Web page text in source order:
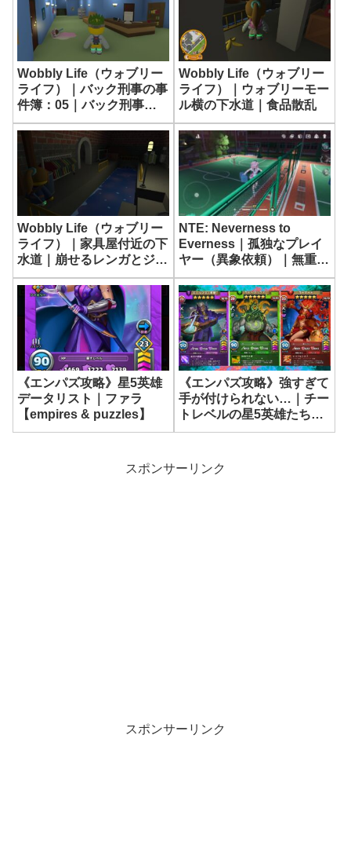
Wobbly Life（ウォブリー
ライフ）｜バック刑事の事
件簿：05｜バック刑事の
帽子
Wobbly Life（ウォブリー
ライフ）｜ウォブリーモー
ル横の下水道｜食品散乱
Wobbly Life（ウォブリー
ライフ）｜家具屋付近の下
水道｜崩せるレンガとジャ
ックハンマー
NTE: Neverness to
Everness｜孤独なプレイ
ヤー（異象依頼）｜無重力
のバスケットボールコート
攻略【ネバエバ】
《エンパズ攻略》星5英雄
データリスト｜ファラ
【empires & puzzles】
《エンパズ攻略》強すぎて
手が付けられない…｜チー
トレベルの星5英雄たち
【empires & puzzles】
スポンサーリンク
スポンサーリンク